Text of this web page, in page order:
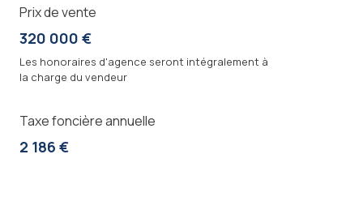
Prix de vente
320 000 €
Les honoraires d'agence seront intégralement à
la charge du vendeur
Taxe foncière annuelle
2 186 €